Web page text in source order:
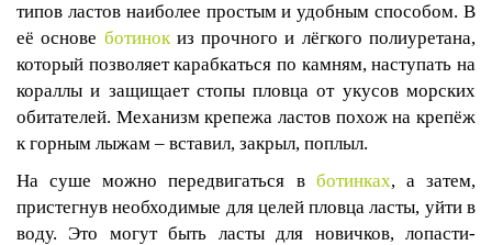
типов ластов наиболее простым и удобным способом. В
её основе ботинокиз прочного и лёгкого полиуретана,
который позволяет карабкаться по камням, наступать на
кораллы и защищает стопы пловца от укусов морских
обитателей. Механизм крепежа ластов похож на крепёж
к горным лыжам – вставил, закрыл, поплыл.
На суше можно передвигаться в ботинках, а затем,
пристегнув необходимые для целей пловца ласты, уйти в
воду. Это могут быть ласты для новичков, лопасти-